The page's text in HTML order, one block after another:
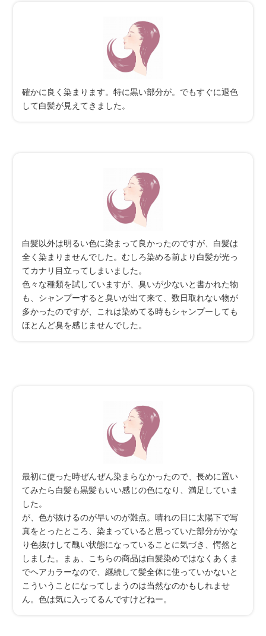
確かに良く染まります。特に黒い部分が。でもすぐに退色
して白髪が見えてきました。
白髪以外は明るい色に染まって良かったのですが、白髪は
全く染まりませんでした。むしろ染める前より白髪が光っ
てカナリ目立ってしまいました。
色々な種類を試していますが、臭いが少ないと書かれた物
も、シャンプーすると臭いが出て来て、数日取れない物が
多かったのですが、これは染めてる時もシャンプーしても
ほとんど臭を感じませんでした。
最初に使った時ぜんぜん染まらなかったので、長めに置い
てみたら白髪も黒髪もいい感じの色になり、満足していま
した。
が、色が抜けるのが早いのが難点。晴れの日に太陽下で写
真をとったところ、染まっていると思っていた部分がかな
り色抜けして醜い状態になっていることに気づき、愕然と
しました。まぁ、こちらの商品は白髪染めではなくあくま
でヘアカラーなので、継続して髪全体に使っていかないと
こういうことになってしまうのは当然なのかもしれませ
ん。色は気に入ってるんですけどねー。